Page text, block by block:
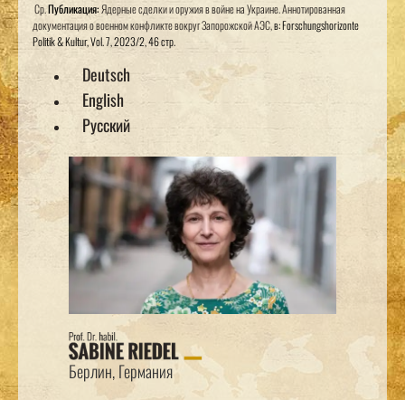
Ср.Публикация:Ядерные сделки и оружия в войне на Украине.Аннотированная
документация о военном конфликте вокруг Запорожской АЭС,в: Forschungshorizonte
Politik & Kultur, Vol. 7, 2023/2, 46 стр.
Deutsch
English
Русский
Берлин, Германия